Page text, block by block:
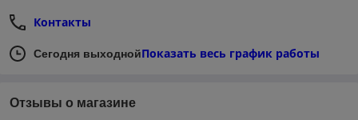
Контакты
Сегодня выходнойПоказать весь график работы
Отзывы о магазине